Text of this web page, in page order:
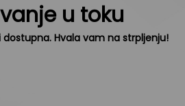
u toku
Hvala vam na strpljenju!